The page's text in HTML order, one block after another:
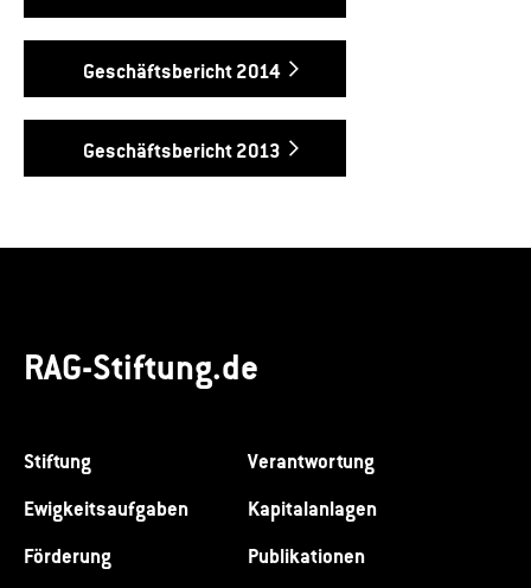
Geschäftsbericht 2014
Geschäftsbericht 2013
RAG-Stiftung.de
Stiftung
Verantwortung
Ewigkeitsaufgaben
Kapitalanlagen
Förderung
Publikationen